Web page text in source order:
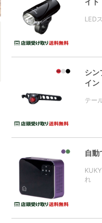
イト
LED
シン
イン
テー
自動
れ